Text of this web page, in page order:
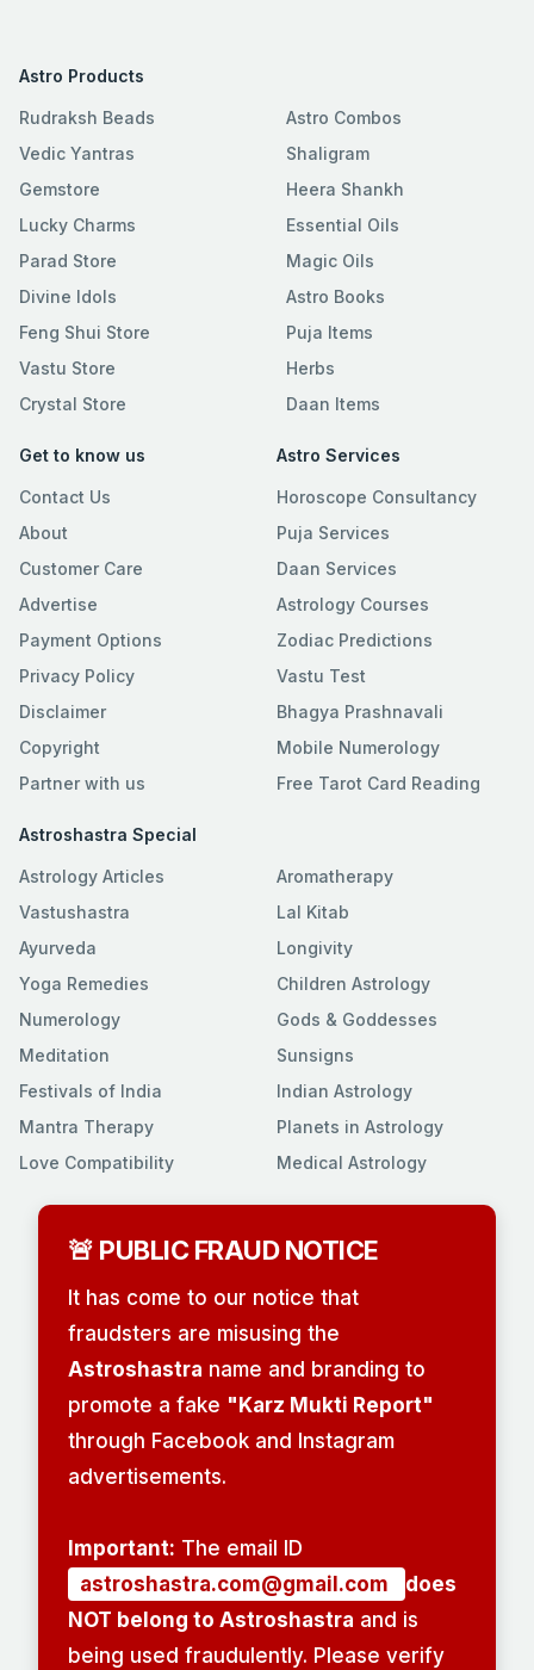
Astro Products
Rudraksh Beads
Vedic Yantras
Gemstore
Lucky Charms
Parad Store
Divine Idols
Feng Shui Store
Vastu Store
Crystal Store
Astro Combos
Shaligram
Heera Shankh
Essential Oils
Magic Oils
Astro Books
Puja Items
Herbs
Daan Items
Get to know us
Contact Us
About
Customer Care
Advertise
Payment Options
Privacy Policy
Disclaimer
Copyright
Partner with us
Astro Services
Horoscope Consultancy
Puja Services
Daan Services
Astrology Courses
Zodiac Predictions
Vastu Test
Bhagya Prashnavali
Mobile Numerology
Free Tarot Card Reading
Astroshastra Special
Astrology Articles
Vastushastra
Ayurveda
Yoga Remedies
Numerology
Meditation
Festivals of India
Mantra Therapy
Love Compatibility
Aromatherapy
Lal Kitab
Longivity
Children Astrology
Gods & Goddesses
Sunsigns
Indian Astrology
Planets in Astrology
Medical Astrology
🚨 PUBLIC FRAUD NOTICE
It has come to our notice that
fraudsters are misusing the
Astroshastra name and branding to
promote a fake "Karz Mukti Report"
through Facebook and Instagram
advertisements.
Important: The email ID
astroshastra.com@gmail.com
does
NOT belong to Astroshastra and is
being used fraudulently. Please verify